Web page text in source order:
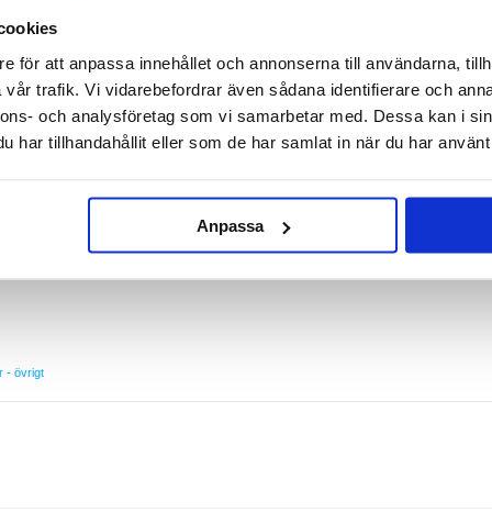
för att anpassa innehållet och annonserna till användarna,
trafik. Vi vidarebefordrar även sådana identifierare och
och analysföretag som vi samarbetar med. Dessa kan i
har tillhandahållit eller som de har samlat in när du har använt
Anpassa
MD-3
you need to record professional audio with your smartphone or tablet. With smart noise
sounds, filter unnecessary noise, and capture the crystal clear sound. It comes with a
wind or movement.
and videos
- övrigt